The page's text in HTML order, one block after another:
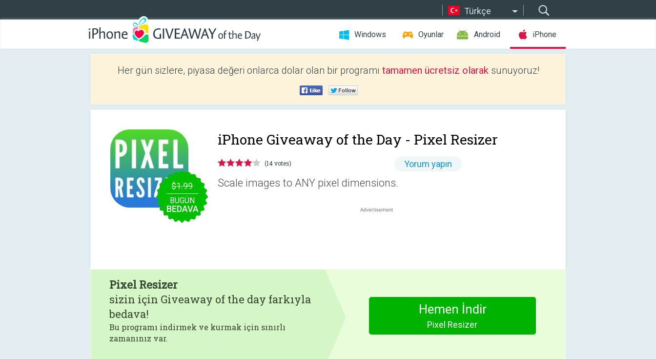
Türkçe
Windows Oyunlar Android iPhone
Her gün sizlere, piyasa değeri onlarca dolar olan bir programı tamamen ücretsiz olarak sunuyoruz!
$1.99
BUGÜN
BEDAVA
iPhone Giveaway of the Day - Pixel Resizer
(14 votes) Yorum yapın
Scale images to ANY pixel dimensions.
Pixel Resizer
sizin için Giveaway of the day farkıyla
bedava!
Bu programı indirmek ve kurmak için sınırlı
zamanınız var.
Hemen İndir
Pixel Resizer